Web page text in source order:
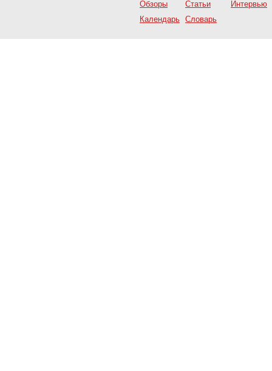
Обзоры
Статьи
Интервью
Календарь Словарь